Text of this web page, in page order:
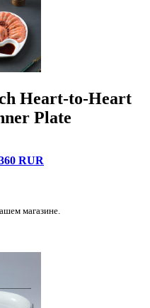
Heart-to-Heart
Plate
RUR
магазине.